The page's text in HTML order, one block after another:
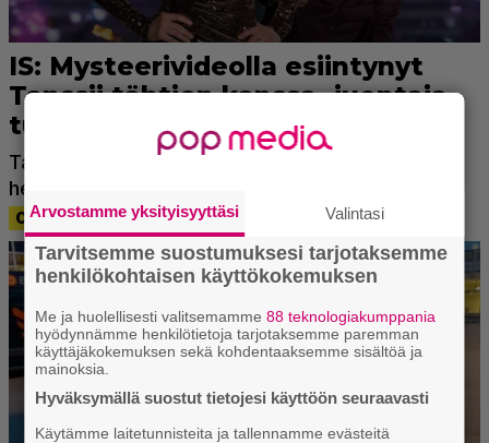
Arvostamme yksityisyyttäsi Valintasi
Tarvitsemme suostumuksesi tarjotaksemme
henkilökohtaisen käyttökokemuksen
Me ja huolellisesti valitsemamme88 teknologiakumppania
hyödynnämme henkilötietoja tarjotaksemme paremman
käyttäjäkokemuksen sekä kohdentaaksemme sisältöä ja
mainoksia.
Hyväksymällä suostut tietojesi käyttöön seuraavasti
Käytämme laitetunnisteita ja tallennamme evästeitä